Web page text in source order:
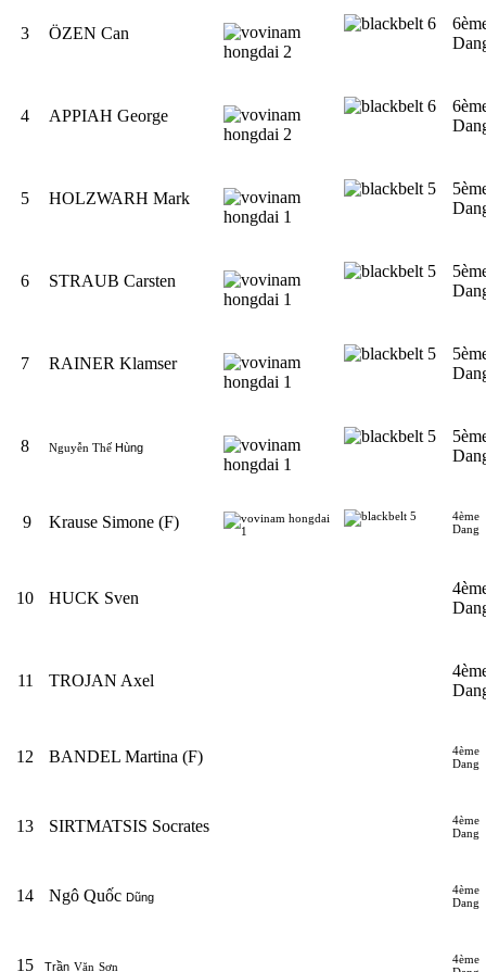
3 ÖZEN Can
4 APPIAH George
5 HOLZWARH Mark
6 STRAUB Carsten
7 RAINER Klamser
8 Nguyễn Thế Hùng
9 Krause Simone (F)
4ème
Dang
10 HUCK Sven
11 TROJAN Axel
12 BANDEL Martina (F)
4ème
Dang
13 SIRTMATSIS Socrates
4ème
Dang
14 Ngô Quốc Dũng
4ème
Dang
15 Trần Văn Sơn
4ème